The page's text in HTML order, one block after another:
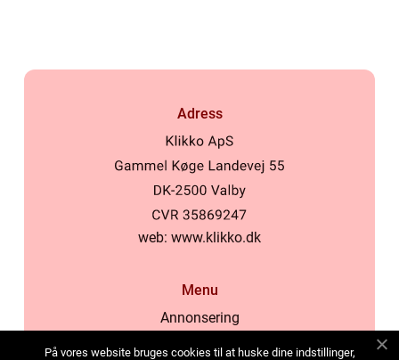
Adress
web: www.klikko.dk
Menu
Annonsering
På vores website bruges cookies til at huske dine indstillinger,